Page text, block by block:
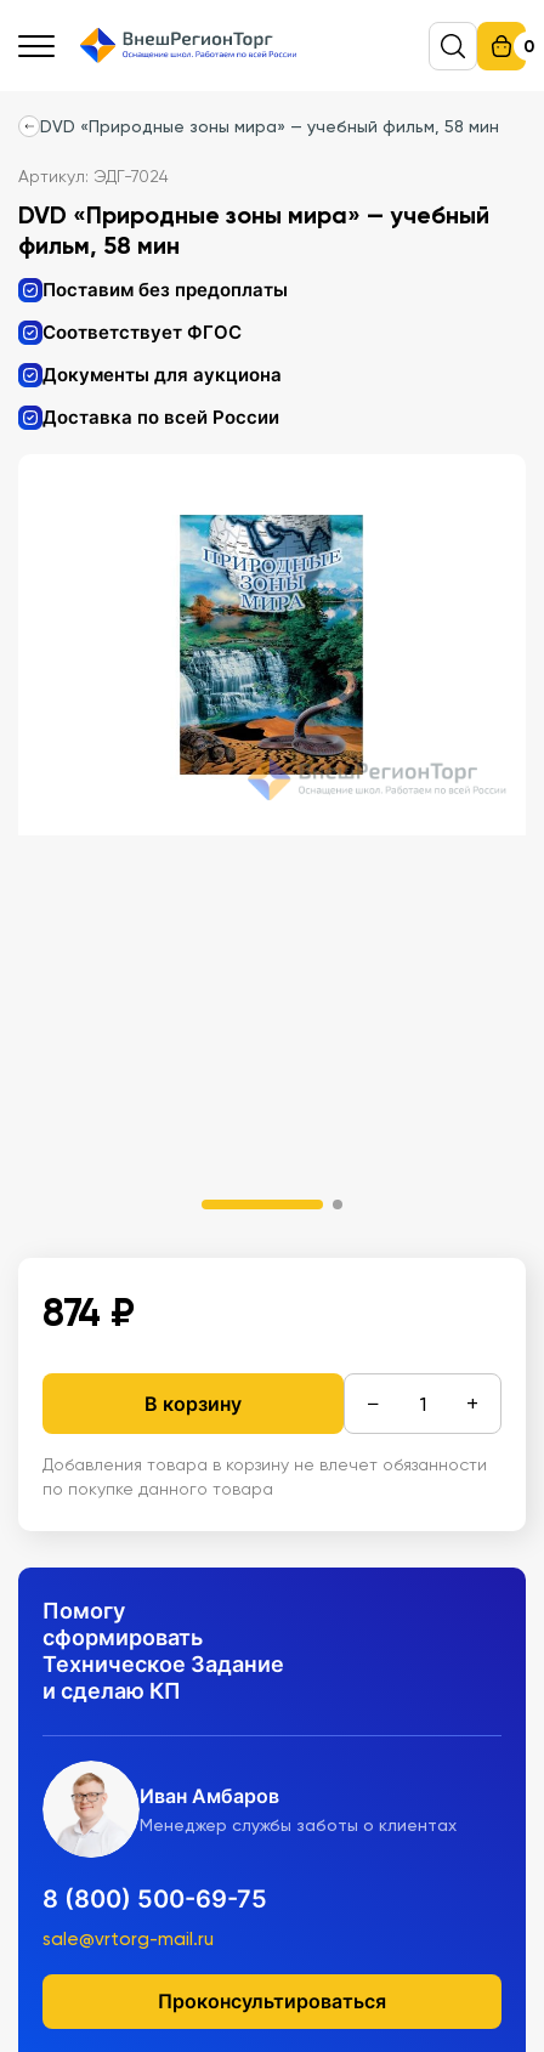
0
DVD «Природные зоны мира» — учебный фильм, 58 мин
Артикул: ЭДГ-7024
DVD «Природные зоны мира» — учебный
фильм, 58 мин
Поставим без предоплаты
Соответствует ФГОС
Документы для аукциона
Доставка по всей России
874 ₽
В корзину − +
Добавления товара в корзину не влечет обязанности
по покупке данного товара
Помогу
сформировать
Техническое Задание
и сделаю КП
Иван Амбаров
Менеджер службы заботы о клиентах
8 (800) 500-69-75
sale@vrtorg-mail.ru
Проконсультироваться